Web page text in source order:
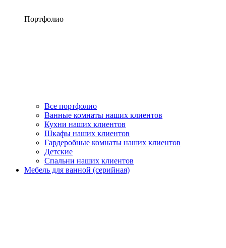
Портфолио
Все портфолио
Ванные комнаты наших клиентов
Кухни наших клиентов
Шкафы наших клиентов
Гардеробные комнаты наших клиентов
Детские
Спальни наших клиентов
Мебель для ванной (серийная)